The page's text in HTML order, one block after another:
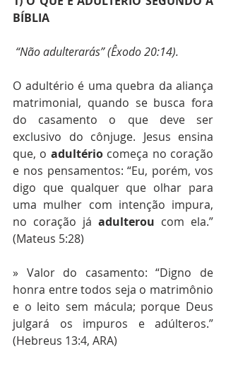
BÍBLIA
“Não adulterarás” (Êxodo 20:14).
O adultério é uma quebra da aliança
matrimonial, quando se busca fora
do casamento o que deve ser
exclusivo do cônjuge. Jesus ensina
que, o adultério começa no coração
e nos pensamentos: “Eu, porém, vos
digo que qualquer que olhar para
uma mulher com intenção impura,
no coração já adulterou com ela.”
(Mateus 5:28)
» Valor do casamento: “Digno de
honra entre todos seja o matrimônio
e o leito sem mácula; porque Deus
julgará os impuros e adúlteros.”
(Hebreus 13:4, ARA)